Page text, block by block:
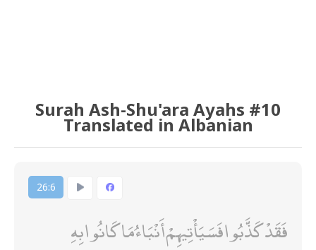
Surah Ash-Shu'ara Ayahs #10
Translated in Albanian
26:6
فَقَدْ كَذَّبُوا فَسَيَأْتِيهِمْ أَنْبَاءُ مَا كَانُوا بِهِ